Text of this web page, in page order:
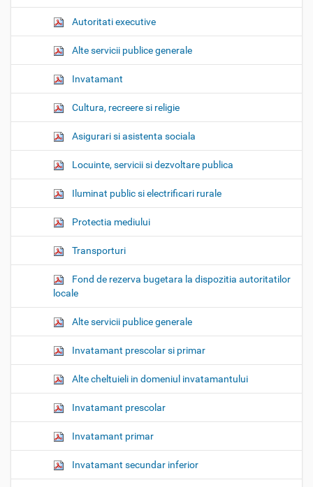
Autoritati executive
Alte servicii publice generale
Invatamant
Cultura, recreere si religie
Asigurari si asistenta sociala
Locuinte, servicii si dezvoltare publica
Iluminat public si electrificari rurale
Protectia mediului
Transporturi
Fond de rezerva bugetara la dispozitia autoritatilor
locale
Alte servicii publice generale
Invatamant prescolar si primar
Alte cheltuieli in domeniul invatamantului
Invatamant prescolar
Invatamant primar
Invatamant secundar inferior